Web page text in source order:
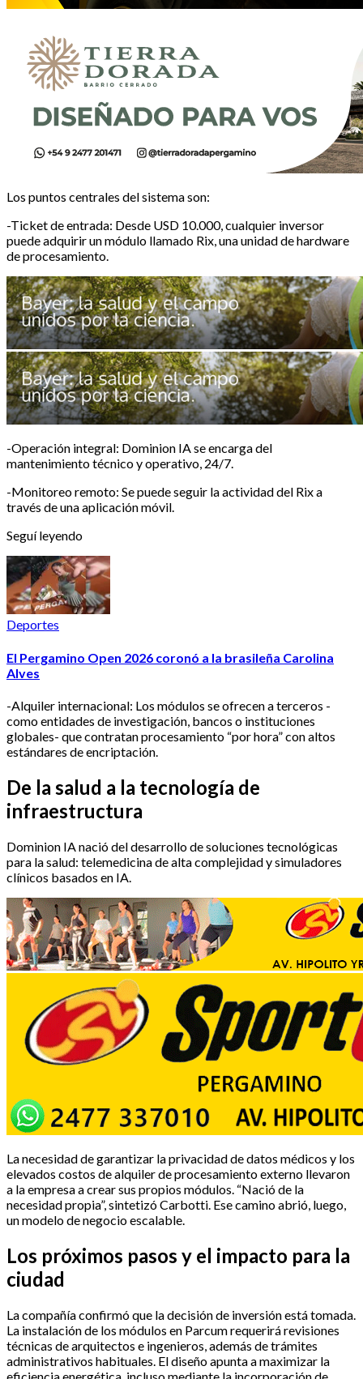
Los puntos centrales del sistema son:
-Ticket de entrada: Desde USD 10.000, cualquier inversor
puede adquirir un módulo llamado Rix, una unidad de hardware
de procesamiento.
-Operación integral: Dominion IA se encarga del
mantenimiento técnico y operativo, 24/7.
-Monitoreo remoto: Se puede seguir la actividad del Rix a
través de una aplicación móvil.
Seguí leyendo
Deportes
El Pergamino Open 2026 coronó a la brasileña Carolina
Alves
-Alquiler internacional: Los módulos se ofrecen a terceros -
como entidades de investigación, bancos o instituciones
globales- que contratan procesamiento “por hora” con altos
estándares de encriptación.
De la salud a la tecnología de
infraestructura
Dominion IA nació del desarrollo de soluciones tecnológicas
para la salud: telemedicina de alta complejidad y simuladores
clínicos basados en IA.
La necesidad de garantizar la privacidad de datos médicos y los
elevados costos de alquiler de procesamiento externo llevaron
a la empresa a crear sus propios módulos. “Nació de la
necesidad propia”, sintetizó Carbotti. Ese camino abrió, luego,
un modelo de negocio escalable.
Los próximos pasos y el impacto para la
ciudad
La compañía confirmó que la decisión de inversión está tomada.
La instalación de los módulos en Parcum requerirá revisiones
técnicas de arquitectos e ingenieros, además de trámites
administrativos habituales. El diseño apunta a maximizar la
eficiencia energética, incluso mediante la incorporación de